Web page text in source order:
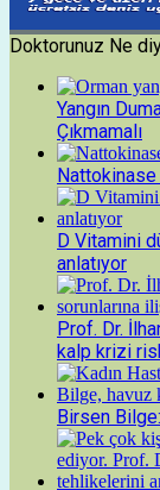
Doktorunuz Ne
Yangın
Çıkmamalı
Nattokinase
D Vitamini
anlatıyor
Prof. Dr.
kalp krizi
Birsen